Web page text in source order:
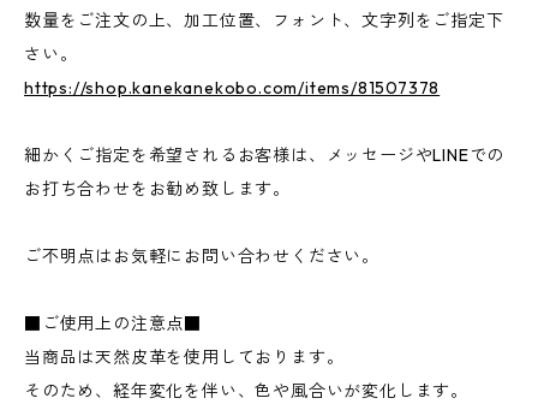
数量をご注文の上、加工位置、フォント、文字列をご指定下
さい。
https://shop.kanekanekobo.com/items/81507378
細かくご指定を希望されるお客様は、メッセージやLINEでの
お打ち合わせをお勧め致します。
ご不明点はお気軽にお問い合わせください。
■ご使用上の注意点■
当商品は天然皮革を使用しております。
そのため、経年変化を伴い、色や風合いが変化します。